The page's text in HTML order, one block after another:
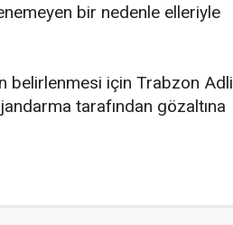
bir nedenle elleriyle
belirlenmesi için Trabzon Adli
tarafından gözaltına